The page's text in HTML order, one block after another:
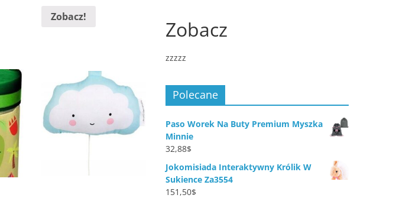
Zobacz!
Zobacz
zzzzz
Polecane
Paso Worek Na Buty Premium Myszka
Minnie
32,88$
Jokomisiada Interaktywny Królik W
Sukience Za3554
151,50$